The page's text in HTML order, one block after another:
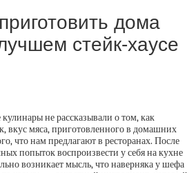
дома
стейк-хаусе
не рассказывали о том, как
вкус мяса, приготовленного в домашних
что нам предлагают в ресторанах. После
попыток воспроизвести у себя на кухне
возникает мысль, что наверняка у шефа